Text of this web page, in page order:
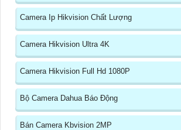
Camera Ip Hikvision Chất Lượng
Camera Hikvision Ultra 4K
Camera Hikvision Full Hd 1080P
Bộ Camera Dahua Báo Động
Bán Camera Kbvision 2MP